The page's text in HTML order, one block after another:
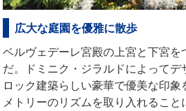
広大な庭園を優雅に散歩
ベルヴェデーレ宮殿の上宮と下宮を
だ。ドミニク・ジラルドによって
ロック建築らしい豪華で優美な印
メトリーのリズムを取り入れるこ